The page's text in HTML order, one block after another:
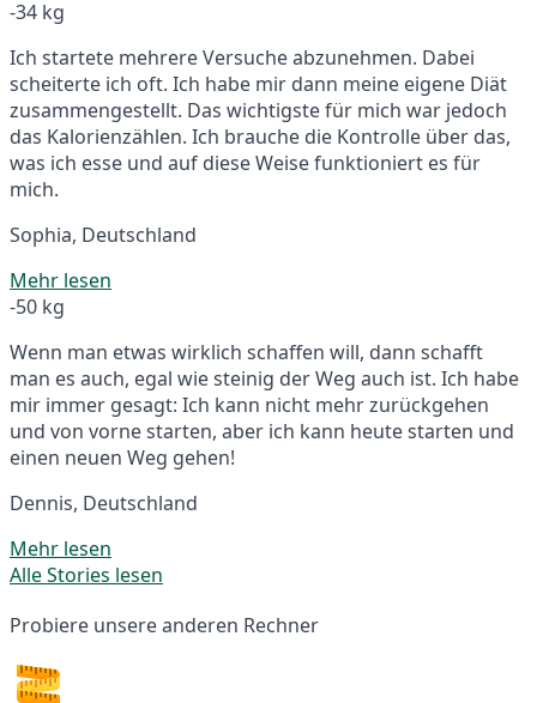
-34 kg
Ich startete mehrere Versuche abzunehmen. Dabei
scheiterte ich oft. Ich habe mir dann meine eigene Diät
zusammengestellt. Das wichtigste für mich war jedoch
das Kalorienzählen. Ich brauche die Kontrolle über das,
was ich esse und auf diese Weise funktioniert es für
mich.
Sophia, Deutschland
Mehr lesen
-50 kg
Wenn man etwas wirklich schaffen will, dann schafft
man es auch, egal wie steinig der Weg auch ist. Ich habe
mir immer gesagt: Ich kann nicht mehr zurückgehen
und von vorne starten, aber ich kann heute starten und
einen neuen Weg gehen!
Dennis, Deutschland
Mehr lesen
Alle Stories lesen
Probiere unsere anderen Rechner